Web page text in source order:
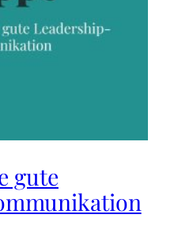
gute